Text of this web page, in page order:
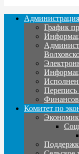
Администрация
График
Перепись
Комитет по